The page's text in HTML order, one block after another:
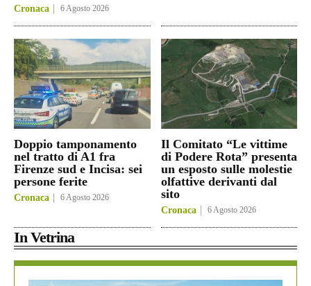
Cronaca 6 Agosto 2026
Doppio tamponamento
nel tratto di A1 fra
Firenze sud e Incisa: sei
persone ferite
Cronaca 6 Agosto 2026
Il Comitato “Le vittime
di Podere Rota” presenta
un esposto sulle molestie
olfattive derivanti dal
sito
Cronaca 6 Agosto 2026
In Vetrina